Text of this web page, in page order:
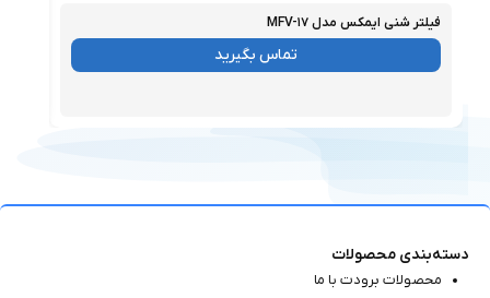
فیلتر شنی ایمکس مدل MFV-۱۷
موجود
تماس بگیرید
دسته‌بندی محصولات
محصولات برودت با ما